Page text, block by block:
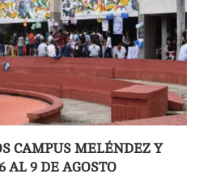
CAMPUS MELÉNDEZ Y
AL 9 DE AGOSTO